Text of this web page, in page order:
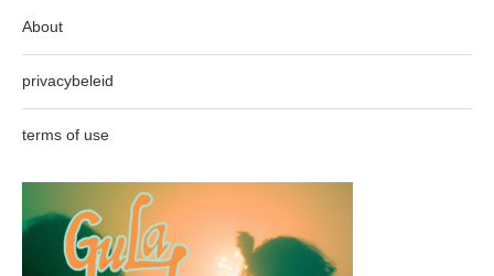
About
privacybeleid
terms of use